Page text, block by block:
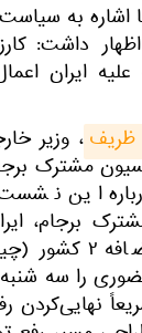
اشاره به
داشت:
ایران
، وزیر
این
برجام،
کشور اروپایی
را سه
نهایی‌کردن